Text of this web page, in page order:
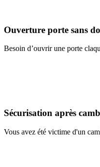
Ouverture porte sans
Besoin d’ouvrir une porte
Sécurisation après
Vous avez été victime d'un